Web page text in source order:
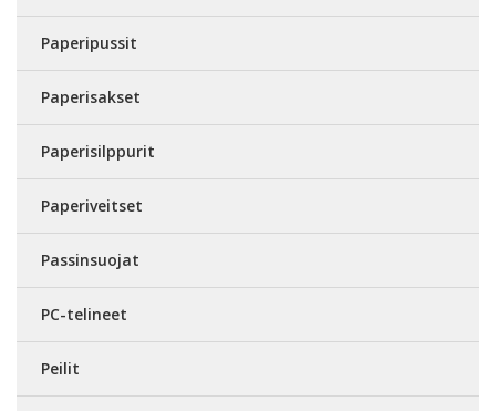
Paperipussit
Paperisakset
Paperisilppurit
Paperiveitset
Passinsuojat
PC-telineet
Peilit